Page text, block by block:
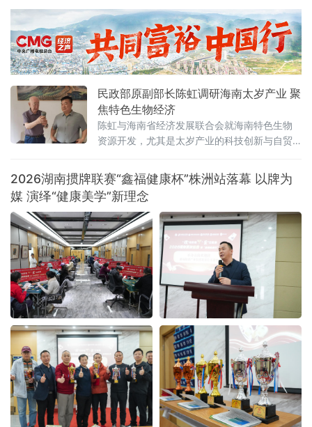
睡眠质量提供全新路径。3月21日，第26个世界
睡眠日之际，“3·21脑机睡眠健康万里行”活动在
福建厦门正式启动，来自政产学研医等多领域
代表齐聚一堂，共话脑机技术赋能健康睡眠的
脑机赋能”为主题，
民政部原副部长陈虹调研海南太岁产业 聚
焦特色生物经济
陈虹与海南省经济发展联合会就海南特色生物
资源开发，尤其是太岁产业的科技创新与自贸
种古老而神秘的生物，其培育难度极高。太岁
研发基地（海南）股
2026湖南掼牌联赛“鑫福健康杯”株洲站落幕 以牌为
媒 演绎“健康美学”新理念